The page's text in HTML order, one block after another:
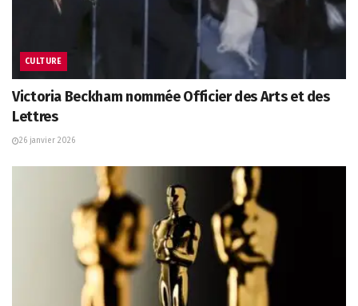
CULTURE
Victoria Beckham nommée Officier des Arts et des
Lettres
26 janvier 2026